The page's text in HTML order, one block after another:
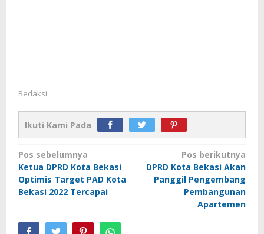
Redaksi
Ikuti Kami Pada
Navigasi
pos
Pos sebelumnya
Ketua DPRD Kota Bekasi
Optimis Target PAD Kota
Bekasi 2022 Tercapai
Pos berikutnya
DPRD Kota Bekasi Akan
Panggil Pengembang
Pembangunan
Apartemen